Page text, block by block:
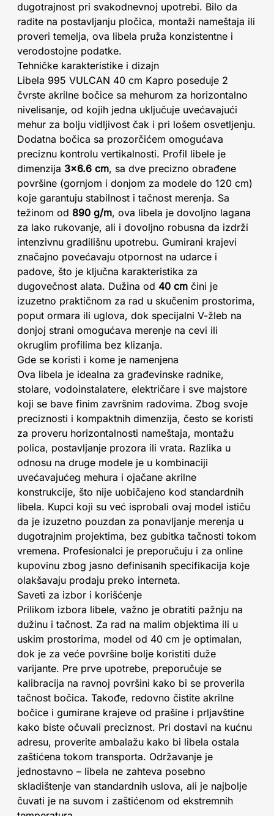
dugotrajnost pri svakodnevnoj upotrebi. Bilo da
radite na postavljanju pločica, montaži nameštaja ili
proveri temelja, ova libela pruža konzistentne i
verodostojne podatke.
Tehničke karakteristike i dizajn
Libela 995 VULCAN 40 cm Kapro poseduje 2
čvrste akrilne bočice sa mehurom za horizontalno
nivelisanje, od kojih jedna uključuje uvećavajući
mehur za bolju vidljivost čak i pri lošem osvetljenju.
Dodatna bočica sa prozorčićem omogućava
preciznu kontrolu vertikalnosti. Profil libele je
dimenzija 3×6.6 cm, sa dve precizno obrađene
površine (gornjom i donjom za modele do 120 cm)
koje garantuju stabilnost i tačnost merenja. Sa
težinom od 890 g/m, ova libela je dovoljno lagana
za lako rukovanje, ali i dovoljno robusna da izdrži
intenzivnu gradilišnu upotrebu. Gumirani krajevi
značajno povećavaju otpornost na udarce i
padove, što je ključna karakteristika za
dugovečnost alata. Dužina od 40 cm čini je
izuzetno praktičnom za rad u skučenim prostorima,
poput ormara ili uglova, dok specijalni V-žleb na
donjoj strani omogućava merenje na cevi ili
okruglim profilima bez klizanja.
Gde se koristi i kome je namenjena
Ova libela je idealna za građevinske radnike,
stolare, vodoinstalatere, električare i sve majstore
koji se bave finim završnim radovima. Zbog svoje
preciznosti i kompaktnih dimenzija, često se koristi
za proveru horizontalnosti nameštaja, montažu
polica, postavljanje prozora ili vrata. Razlika u
odnosu na druge modele je u kombinaciji
uvećavajućeg mehura i ojačane akrilne
konstrukcije, što nije uobičajeno kod standardnih
libela. Kupci koji su već isprobali ovaj model ističu
da je izuzetno pouzdan za ponavljanje merenja u
dugotrajnim projektima, bez gubitka tačnosti tokom
vremena. Profesionalci je preporučuju i za online
kupovinu zbog jasno definisanih specifikacija koje
olakšavaju prodaju preko interneta.
Saveti za izbor i korišćenje
Prilikom izbora libele, važno je obratiti pažnju na
dužinu i tačnost. Za rad na malim objektima ili u
uskim prostorima, model od 40 cm je optimalan,
dok je za veće površine bolje koristiti duže
varijante. Pre prve upotrebe, preporučuje se
kalibracija na ravnoj površini kako bi se proverila
tačnost bočica. Takođe, redovno čistite akrilne
bočice i gumirane krajeve od prašine i prljavštine
kako biste očuvali preciznost. Pri dostavi na kućnu
adresu, proverite ambalažu kako bi libela ostala
zaštićena tokom transporta. Održavanje je
jednostavno – libela ne zahteva posebno
skladištenje van standardnih uslova, ali je najbolje
čuvati je na suvom i zaštićenom od ekstremnih